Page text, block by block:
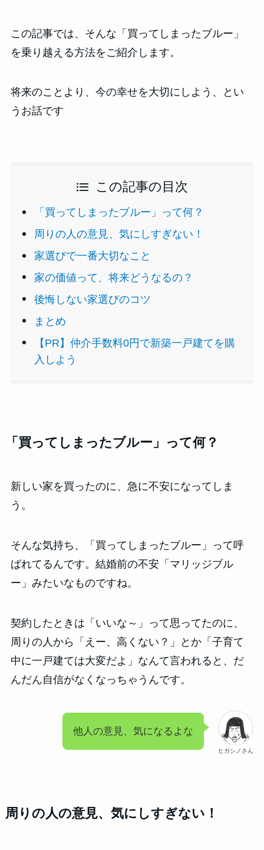
この記事では、そんな「買ってしまったブルー」
を乗り越える方法をご紹介します。
将来のことより、今の幸せを大切にしよう、とい
うお話です
この記事の目次
「買ってしまったブルー」って何？
周りの人の意見、気にしすぎない！
家選びで一番大切なこと
家の価値って、将来どうなるの？
後悔しない家選びのコツ
まとめ
【PR】仲介手数料0円で新築一戸建てを購
入しよう
「買ってしまったブルー」って何？
新しい家を買ったのに、急に不安になってしま
う。
そんな気持ち、「買ってしまったブルー」って呼
ばれてるんです。結婚前の不安「マリッジブル
ー」みたいなものですね。
契約したときは「いいな～」って思ってたのに、
周りの人から「えー、高くない？」とか「子育て
中に一戸建ては大変だよ」なんて言われると、だ
んだん自信がなくなっちゃうんです。
ヒガシノさん
他人の意見、気になるよな
周りの人の意見、気にしすぎない！